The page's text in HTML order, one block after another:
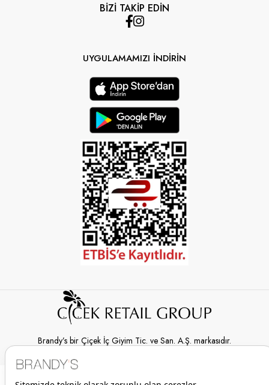
BİZİ TAKİP EDİN
UYGULAMAMIZI İNDİRİN
Brandy’s bir Çiçek İç Giyim Tic. ve San. A.Ş. markasıdır.
© 2026 Brandy’s | Her hakkı saklıdır.